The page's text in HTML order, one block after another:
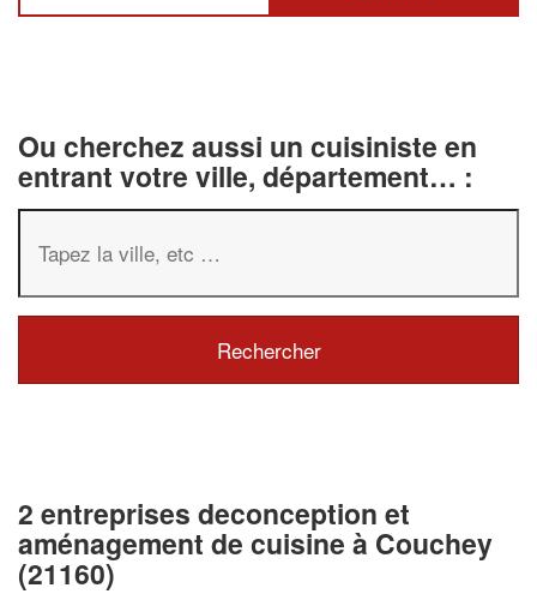
Ou cherchez aussi un cuisiniste en
entrant votre ville, département… :
2 entreprises deconception et
aménagement de cuisine à Couchey
(21160)